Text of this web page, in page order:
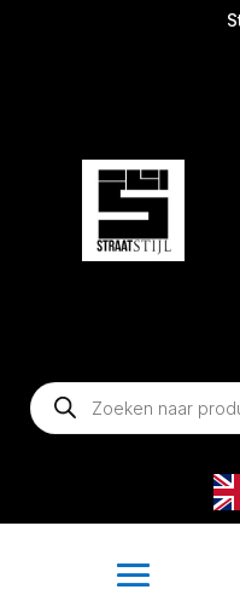
Producten
zoeken